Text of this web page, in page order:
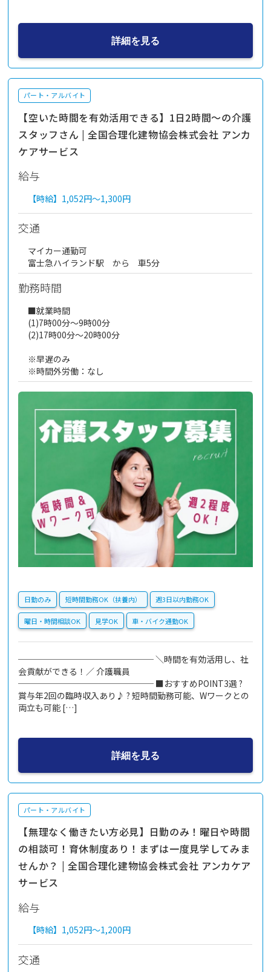
詳細を見る
パート・アルバイト
【空いた時間を有効活用できる】1日2時間～の介護
スタッフさん | 全国合理化建物協会株式会社 アンカ
ケアサービス
給与
【時給】 1,052円～1,300円
交通
マイカー通勤可
富士急ハイランド駅 から 車5分
勤務時間
■就業時間
(1)7時00分～9時00分
(2)17時00分～20時00分
※早遅のみ
※時間外労働：なし
日勤のみ 短時間勤務OK（扶養内） 週3日以内勤務OK
曜日・時間相談OK 見学OK 車・バイク通勤OK
──────────────── ＼時間を有効活用し、社
会貢献ができる！／ 介護職員
──────────────── ■おすすめPOINT3選 ?
賞与年2回の臨時収入あり♪ ? 短時間勤務可能、Wワークとの
両立も可能 […]
詳細を見る
パート・アルバイト
【無理なく働きたい方必見】日勤のみ！曜日や時間
の相談可！育休制度あり！まずは一度見学してみま
せんか？ | 全国合理化建物協会株式会社 アンカケア
サービス
給与
【時給】 1,052円～1,200円
交通